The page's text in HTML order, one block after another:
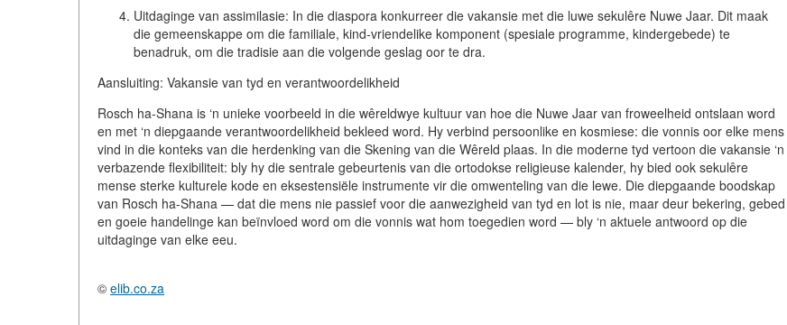
Uitdaginge van assimilasie: In die diaspora konkurreer die vakansie met die luwe sekulêre Nuwe Jaar. Dit maak
die gemeenskappe om die familiale, kind-vriendelike komponent (spesiale programme, kindergebede) te
benadruk, om die tradisie aan die volgende geslag oor te dra.
Aansluiting: Vakansie van tyd en verantwoordelikheid
Rosch ha-Shana is ‘n unieke voorbeeld in die wêreldwye kultuur van hoe die Nuwe Jaar van froweelheid ontslaan word
en met ‘n diepgaande verantwoordelikheid bekleed word. Hy verbind persoonlike en kosmiese: die vonnis oor elke mens
vind in die konteks van die herdenking van die Skening van die Wêreld plaas. In die moderne tyd vertoon die vakansie ‘n
verbazende flexibiliteit: bly hy die sentrale gebeurtenis van die ortodokse religieuse kalender, hy bied ook sekulêre
mense sterke kulturele kode en eksestensiële instrumente vir die omwenteling van die lewe. Die diepgaande boodskap
van Rosch ha-Shana — dat die mens nie passief voor die aanwezigheid van tyd en lot is nie, maar deur bekering, gebed
en goeie handelinge kan beïnvloed word om die vonnis wat hom toegedien word — bly ‘n aktuele antwoord op die
uitdaginge van elke eeu.
© elib.co.za